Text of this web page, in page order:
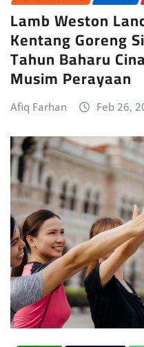
Lamb Weston
Kentang Goreng
Tahun Baharu
Musim Perayaan
Afiq Farhan Feb 26,